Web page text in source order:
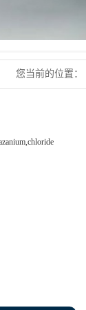
您当前的位置：